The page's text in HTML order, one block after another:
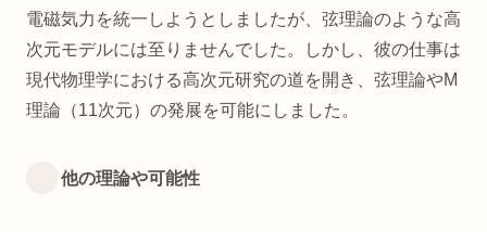
電磁気力を統一しようとしましたが、弦理論のような高
次元モデルには至りませんでした。しかし、彼の仕事は
現代物理学における高次元研究の道を開き、弦理論やM
理論（11次元）の発展を可能にしました。
他の理論や可能性